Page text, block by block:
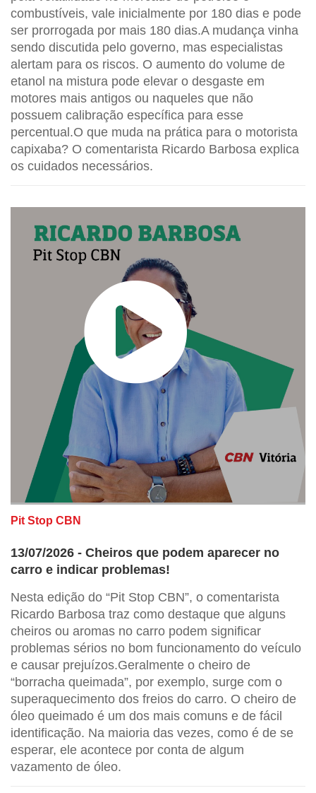
combustíveis, vale inicialmente por 180 dias e pode
ser prorrogada por mais 180 dias.A mudança vinha
sendo discutida pelo governo, mas especialistas
alertam para os riscos. O aumento do volume de
etanol na mistura pode elevar o desgaste em
motores mais antigos ou naqueles que não
possuem calibração específica para esse
percentual.O que muda na prática para o motorista
capixaba? O comentarista Ricardo Barbosa explica
os cuidados necessários.
Pit Stop CBN
13/07/2026 - Cheiros que podem aparecer no
carro e indicar problemas!
Nesta edição do “Pit Stop CBN”, o comentarista
Ricardo Barbosa traz como destaque que alguns
cheiros ou aromas no carro podem significar
problemas sérios no bom funcionamento do veículo
e causar prejuízos.Geralmente o cheiro de
“borracha queimada”, por exemplo, surge com o
superaquecimento dos freios do carro. O cheiro de
óleo queimado é um dos mais comuns e de fácil
identificação. Na maioria das vezes, como é de se
esperar, ele acontece por conta de algum
vazamento de óleo.